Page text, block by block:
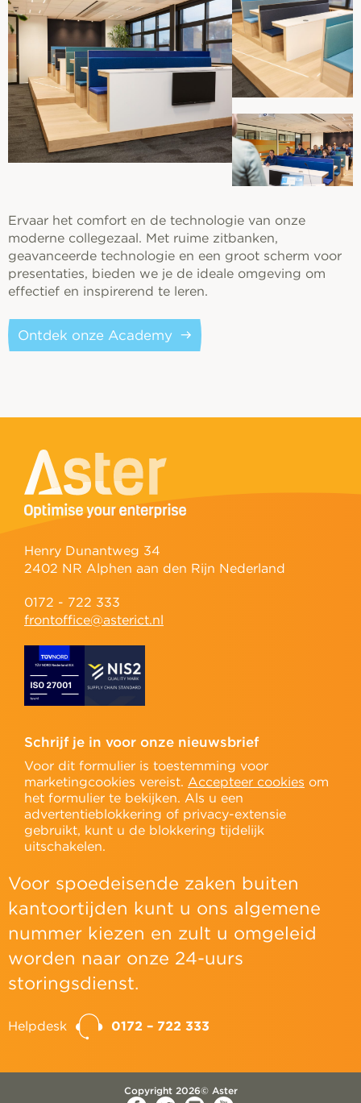
Ervaar het comfort en de technologie van onze
moderne collegezaal. Met ruime zitbanken,
geavanceerde technologie en een groot scherm voor
presentaties, bieden we je de ideale omgeving om
effectief en inspirerend te leren.
Ontdek onze Academy
Henry Dunantweg 34
2402 NR Alphen aan den Rijn Nederland
0172 - 722 333
frontoffice@asterict.nl
Schrijf je in voor onze nieuwsbrief
Voor dit formulier is toestemming voor
marketingcookies vereist. Accepteer cookies om
het formulier te bekijken. Als u een
advertentieblokkering of privacy-extensie
gebruikt, kunt u de blokkering tijdelijk
uitschakelen.
Voor spoedeisende zaken buiten
kantoortijden kunt u ons algemene
nummer kiezen en zult u omgeleid
worden naar onze 24-uurs
storingsdienst.
Helpdesk 0172 – 722 333
Copyright 2026© Aster